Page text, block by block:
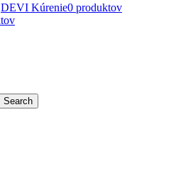
DEVI Kúrenie0 produktov
Search